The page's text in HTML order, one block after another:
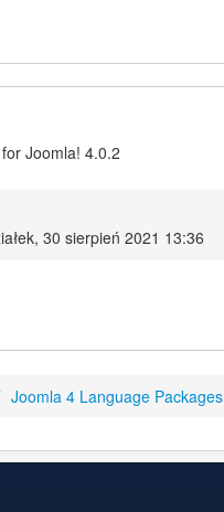
Joomla! 4.0.2
30 sierpień 2021 13:36
Joomla 4 Language Packages